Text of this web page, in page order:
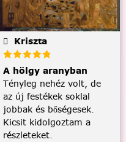
Kriszta
A hölgy aranyban
Tényleg nehéz volt, de
az új festékek soklal
jobbak és bőségesek.
Kicsit kidolgoztam a
részleteket.